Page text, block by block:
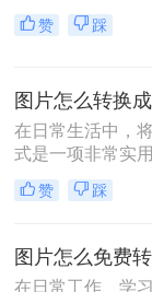
求。无论是为了
印，将图片转换
简便方法来帮助
PDF格式。
赞 踩
在日常生活中，
式是一项非常实
因其跨平台兼容
于分享打印等特
怎么转换成pdf格
种将图片转换成
赞 踩
在日常工作、学